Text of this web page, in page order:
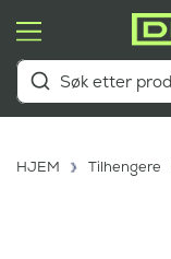
HJEM Tilhengere